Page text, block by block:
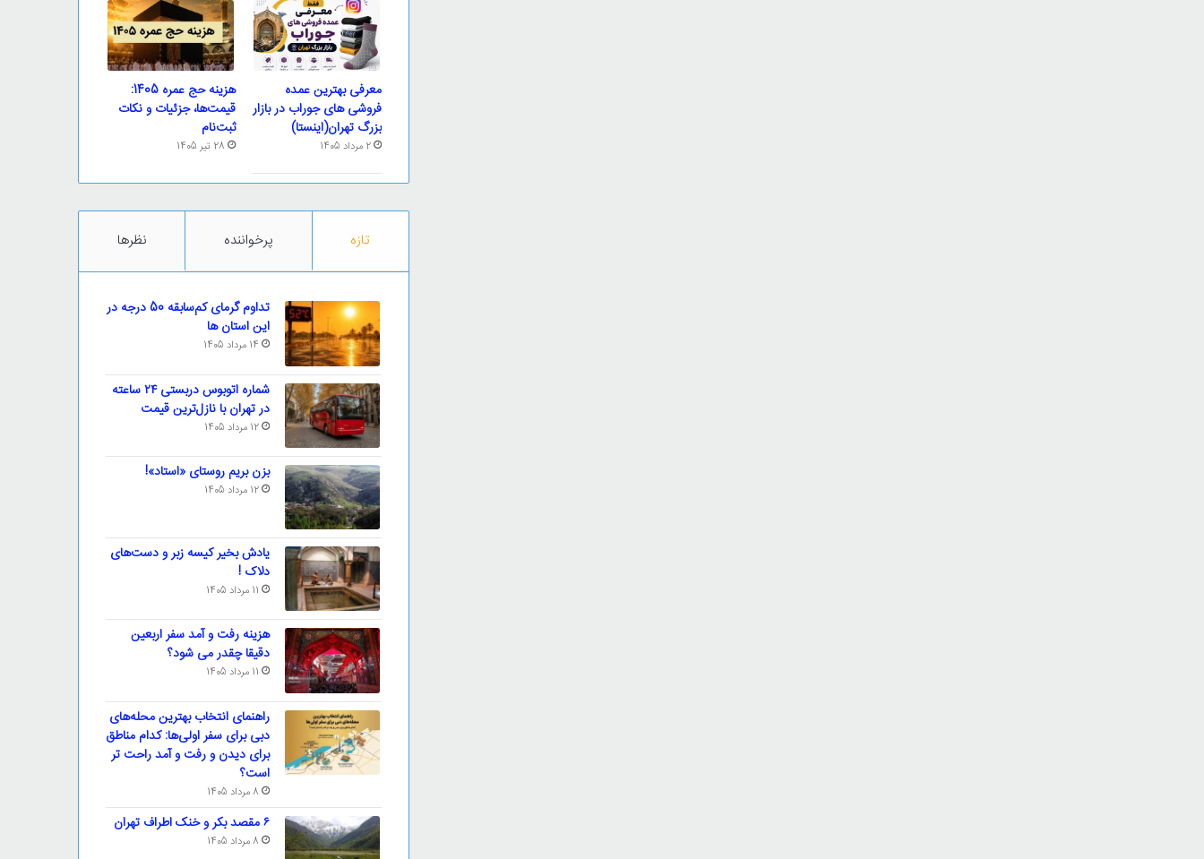
معرفی بهترین عمده
فروشی های جوراب در بازار
بزرگ تهران(اینستا)
2 مرداد 1405
هزینه حج عمره 1405:
قیمت‌ها، جزئیات و نکات
ثبت‌نام
28 تیر 1405
تازه پرخواننده نظرها
تداوم گرمای کم‌سابقه 50 درجه در
این استان ها
14 مرداد 1405
شماره اتوبوس دربستی ۲۴ ساعته
در تهران با نازل‌ترین قیمت
12 مرداد 1405
بزن بریم روستای «استاد»!
12 مرداد 1405
یادش بخیر کیسه‌ زبر و دست‌های
دلاک !
11 مرداد 1405
هزینه رفت و آمد سفر اربعین
دقیقا چقدر می شود؟
11 مرداد 1405
راهنمای انتخاب بهترین محله‌های
دبی برای سفر اولی‌ها: کدام مناطق
برای دیدن و رفت و آمد راحت تر
است؟
8 مرداد 1405
۶ مقصد بکر و خنک اطراف تهران
8 مرداد 1405